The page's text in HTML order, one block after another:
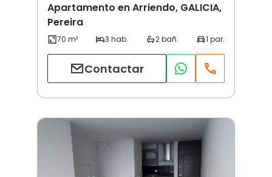
Apartamento en Arriendo, GALICIA,
Pereira
Contactar